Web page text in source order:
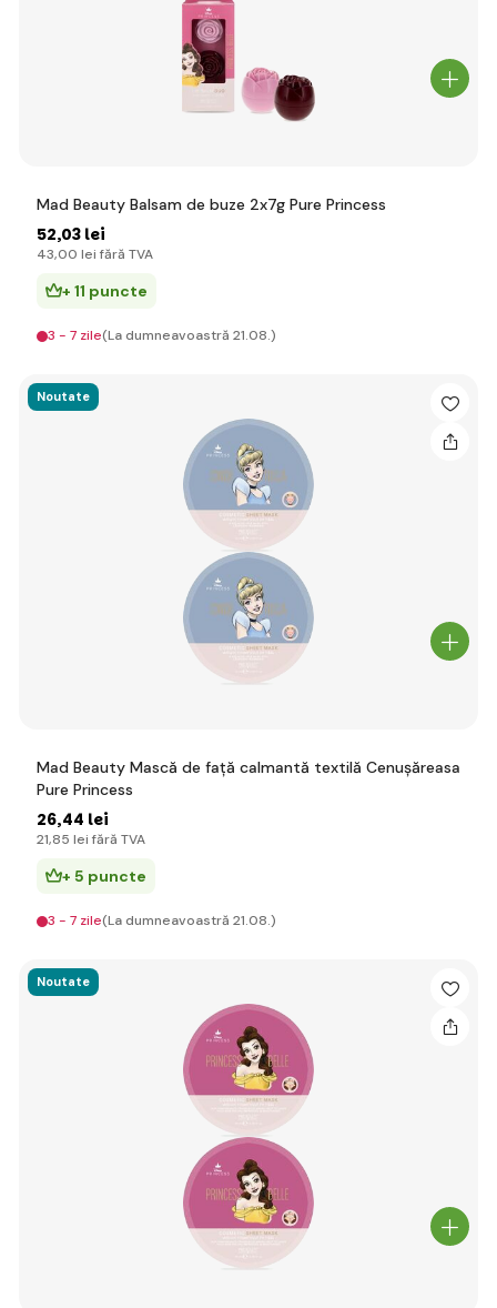
Mad Beauty Balsam de buze 2x7g Pure Princess
52,03 lei
43,00 lei fără TVA
+ 11 puncte
3 - 7 zile(La dumneavoastră 21.08.)
Noutate
Mad Beauty Mască de față calmantă textilă Cenușăreasa
Pure Princess
26,44 lei
21,85 lei fără TVA
+ 5 puncte
3 - 7 zile(La dumneavoastră 21.08.)
Noutate